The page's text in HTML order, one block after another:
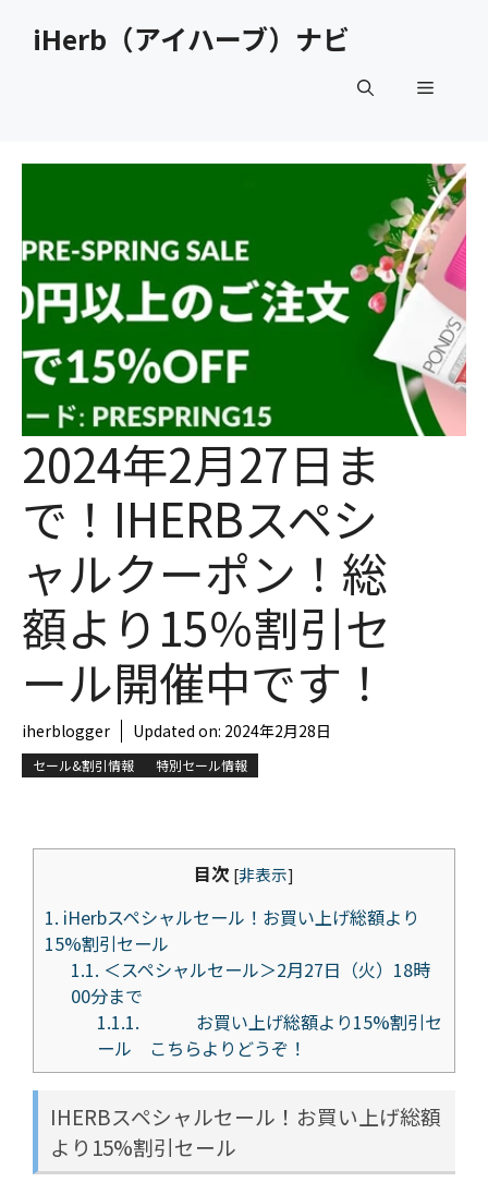
iHerb（アイハーブ）ナビ
メ
ュ
ー
2024年2月27日ま
で！IHERBスペシ
ャルクーポン！総
額より15％割引セ
ール開催中です！
iherblogger Updated on: 2024年2月28日
セール&割引情報 特別セール情報
目次 [非表示]
1. iHerbスペシャルセール！お買い上げ総額より
15%割引セール
1.1. ＜スペシャルセール＞2月27日（火）18時
00分まで
1.1.1. お買い上げ総額より15%割引セ
ール こちらよりどうぞ！
IHERBスペシャルセール！お買い上げ総額
より15%割引セール